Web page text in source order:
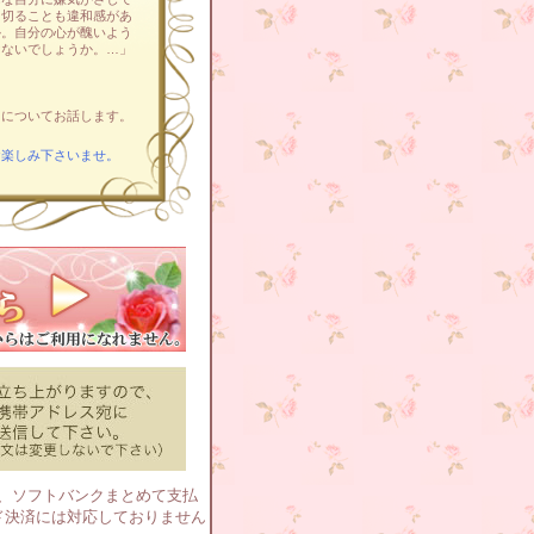
ることも違和感があ
自分の心が醜いよう
いでしょうか。…」
ついてお話します。
しみ下さいませ。
ソフトバンクまとめて支払
済には対応しておりません